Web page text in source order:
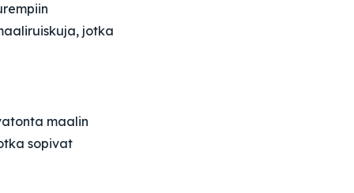
jotka
maalin
sopivat